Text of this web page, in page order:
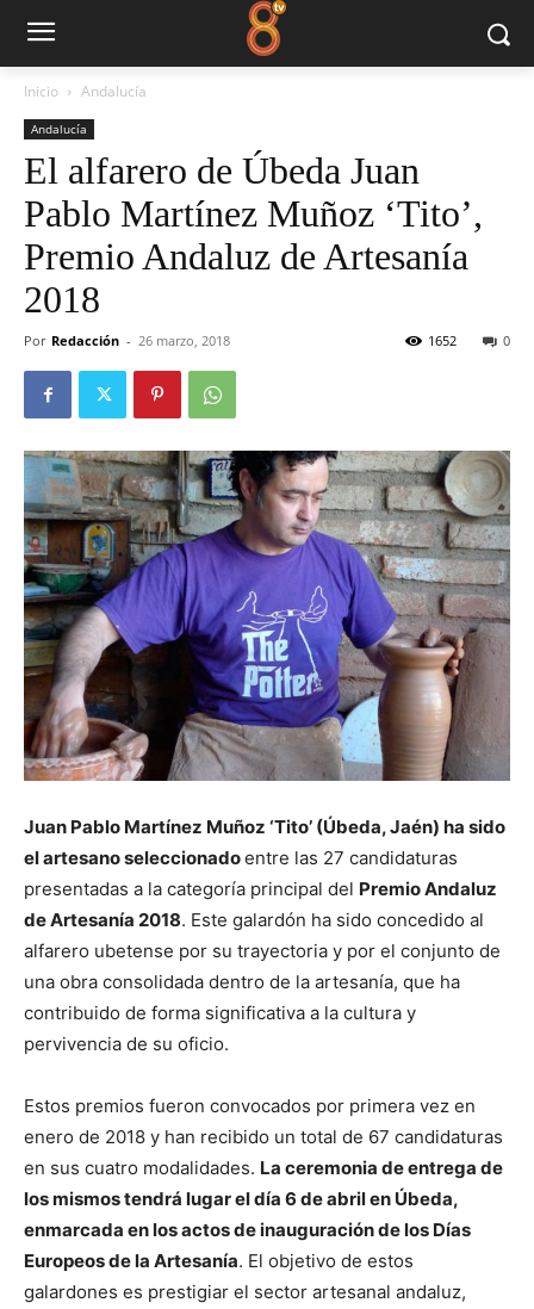
Inicio Andalucía
Andalucía
El alfarero de Úbeda Juan
Pablo Martínez Muñoz ‘Tito’,
Premio Andaluz de Artesanía
2018
Por Redacción - 26 marzo, 2018 0
1652
Juan Pablo Martínez Muñoz ‘Tito’ (Úbeda, Jaén) ha sido
el artesano seleccionadoentre las 27 candidaturas
presentadas a la categoría principal del Premio Andaluz
de Artesanía 2018. Este galardón ha sido concedido al
alfarero ubetense por su trayectoria y por el conjunto de
una obra consolidada dentro de la artesanía, que ha
contribuido de forma significativa a la cultura y
pervivencia de su oficio.
Estos premios fueron convocados por primera vez en
enero de 2018 y han recibido un total de 67 candidaturas
en sus cuatro modalidades. La ceremonia de entrega de
los mismos tendrá lugar el día 6 de abril en Úbeda,
enmarcada en los actos de inauguración de los Días
Europeos de la Artesanía. El objetivo de estos
galardones es prestigiar el sector artesanal andaluz,